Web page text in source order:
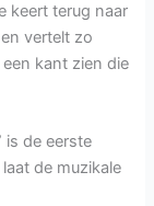
keert terug naar
vertelt zo
kant zien die
is de eerste
de muzikale